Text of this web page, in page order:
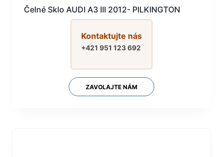
Čelné Sklo AUDI A3 III 2012- PILKINGTON
Kontaktujte nás
+421 951 123 692
ZAVOLAJTE NÁM